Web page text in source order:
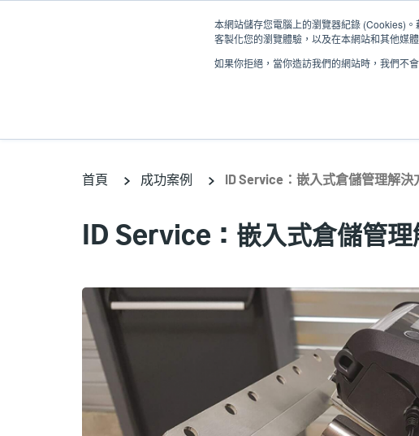
本網站儲存您電腦上的瀏覽器紀錄 (Cookies)
客製化您的瀏覽體驗，以及在本網站和其他媒
如果你拒絕，當你造訪我們的網站時，我們不
首頁 成功案例 ID Service：嵌入式倉儲管理解決
ID Service：嵌入式倉儲管理